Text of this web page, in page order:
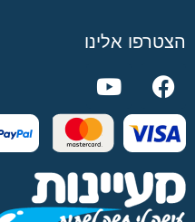
הצטרפו אלינו